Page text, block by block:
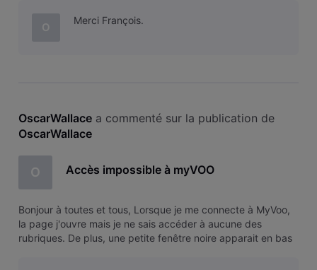
O
Merci François.
OscarWallace a commenté sur la publication de
OscarWallace
O Accès impossible à myVOO
Bonjour à toutes et tous, Lorsque je me connecte à MyVoo,
la page j'ouvre mais je ne sais accéder à aucune des
rubriques. De plus, une petite fenêtre noire apparait en bas